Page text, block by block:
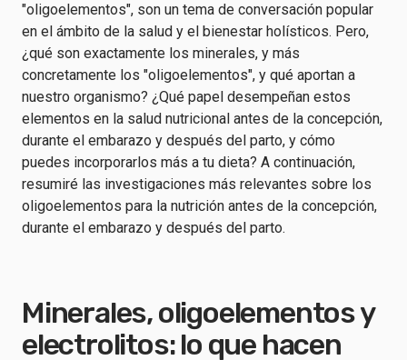
"oligoelementos", son un tema de conversación popular
en el ámbito de la salud y el bienestar holísticos. Pero,
¿qué son exactamente los minerales, y más
concretamente los "oligoelementos", y qué aportan a
nuestro organismo? ¿Qué papel desempeñan estos
elementos en la salud nutricional antes de la concepción,
durante el embarazo y después del parto, y cómo
puedes incorporarlos más a tu dieta? A continuación,
resumiré las investigaciones más relevantes sobre los
oligoelementos para la nutrición antes de la concepción,
durante el embarazo y después del parto.
Minerales, oligoelementos y
electrolitos: lo que hacen